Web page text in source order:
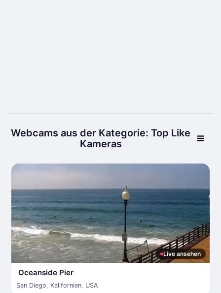
Webcams aus der Kategorie: Top Like
Kameras
Live ansehen
Oceanside Pier
San Diego, Kalifornien, USA